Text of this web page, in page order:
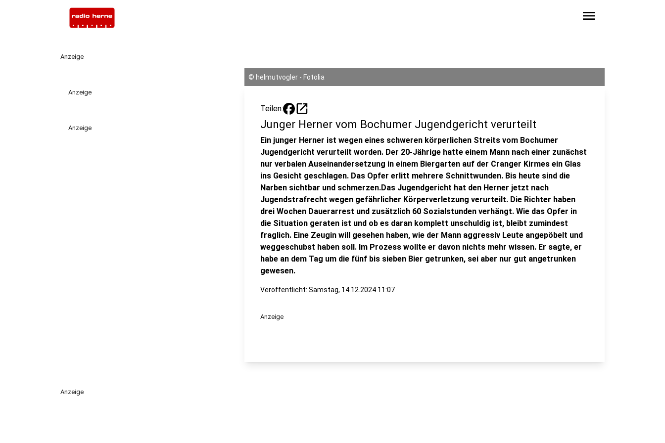
menu
Anzeige
Anzeige
Anzeige
© helmutvogler - Fotolia
Teilen: open_in_new
Junger Herner vom Bochumer Jugendgericht verurteilt
Ein junger Herner ist wegen eines schweren körperlichen Streits vom Bochumer
Jugendgericht verurteilt worden. Der 20-Jährige hatte einem Mann nach einer zunächst
nur verbalen Auseinandersetzung in einem Biergarten auf der Cranger Kirmes ein Glas
ins Gesicht geschlagen. Das Opfer erlitt mehrere Schnittwunden. Bis heute sind die
Narben sichtbar und schmerzen.Das Jugendgericht hat den Herner jetzt nach
Jugendstrafrecht wegen gefährlicher Körperverletzung verurteilt. Die Richter haben
drei Wochen Dauerarrest und zusätzlich 60 Sozialstunden verhängt. Wie das Opfer in
die Situation geraten ist und ob es daran komplett unschuldig ist, bleibt zumindest
fraglich. Eine Zeugin will gesehen haben, wie der Mann aggressiv Leute angepöbelt und
weggeschubst haben soll. Im Prozess wollte er davon nichts mehr wissen. Er sagte, er
habe an dem Tag um die fünf bis sieben Bier getrunken, sei aber nur gut angetrunken
gewesen.
Veröffentlicht: Samstag, 14.12.2024 11:07
Anzeige
Anzeige